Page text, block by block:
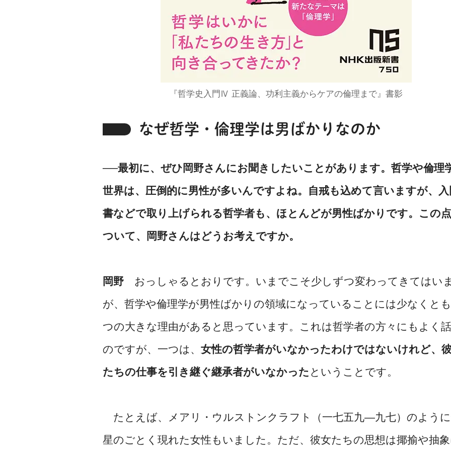
『哲学史入門Ⅳ 正義論、功利主義からケアの倫理まで』書影
なぜ哲学・倫理学は男ばかりなのか
──最初に、ぜひ岡野さんにお聞きしたいことがあります。哲学や倫理
世界は、圧倒的に男性が多いんですよね。自戒も込めて言いますが、入
書などで取り上げられる哲学者も、ほとんどが男性ばかりです。この
ついて、岡野さんはどうお考えですか。
岡野 おっしゃるとおりです。いまでこそ少しずつ変わってきてはい
が、哲学や倫理学が男性ばかりの領域になっていることには少なくと
つの大きな理由があると思っています。これは哲学者の方々にもよく
のですが、一つは、 女性の哲学者がいなかったわけではないけれど、
たちの仕事を引き継ぐ継承者がいなかった ということです。
たとえば、メアリ・ウルストンクラフト（一七五九―九七）のよう
星のごとく現れた女性もいました。ただ、彼女たちの思想は揶揄や抽象